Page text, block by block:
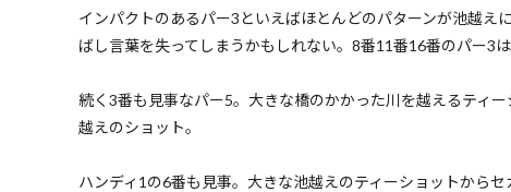
インパクトのあるパー3といえばほとんどのパターンが池越え
ばし言葉を失ってしまうかもしれない。8番11番16番のパー3
続く3番も見事なパー5。大きな橋のかかった川を越えるティ
越えのショット。
ハンディ1の6番も見事。大きな池越えのティーショットから